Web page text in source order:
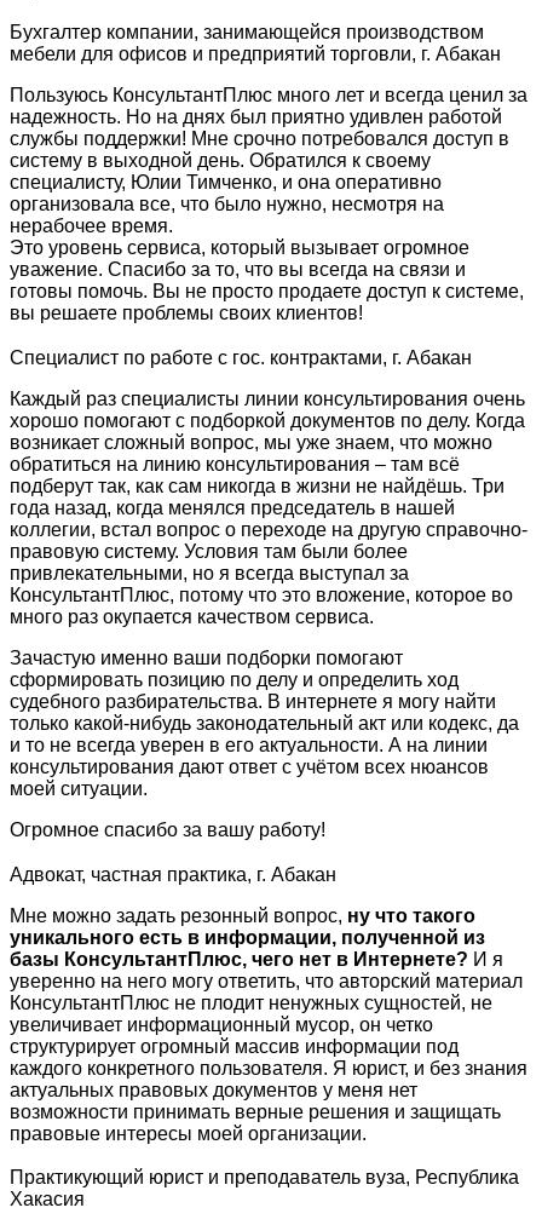
Бухгалтер компании, занимающейся производством
мебели для офисов и предприятий торговли, г. Абакан
Пользуюсь КонсультантПлюс много лет и всегда ценил за
надежность. Но на днях был приятно удивлен работой
службы поддержки! Мне срочно потребовался доступ в
систему в выходной день. Обратился к своему
специалисту, Юлии Тимченко, и она оперативно
организовала все, что было нужно, несмотря на
нерабочее время.
Это уровень сервиса, который вызывает огромное
уважение. Спасибо за то, что вы всегда на связи и
готовы помочь. Вы не просто продаете доступ к системе,
вы решаете проблемы своих клиентов!
Специалист по работе с гос. контрактами, г. Абакан
Каждый раз специалисты линии консультирования очень
хорошо помогают с подборкой документов по делу. Когда
возникает сложный вопрос, мы уже знаем, что можно
обратиться на линию консультирования – там всё
подберут так, как сам никогда в жизни не найдёшь. Три
года назад, когда менялся председатель в нашей
коллегии, встал вопрос о переходе на другую справочно-
правовую систему. Условия там были более
привлекательными, но я всегда выступал за
КонсультантПлюс, потому что это вложение, которое во
много раз окупается качеством сервиса.
Зачастую именно ваши подборки помогают
сформировать позицию по делу и определить ход
судебного разбирательства. В интернете я могу найти
только какой-нибудь законодательный акт или кодекс, да
и то не всегда уверен в его актуальности. А на линии
консультирования дают ответ с учётом всех нюансов
моей ситуации.
Огромное спасибо за вашу работу!
Адвокат, частная практика, г. Абакан
Мне можно задать резонный вопрос, ну что такого
уникального есть в информации, полученной из
базы КонсультантПлюс, чего нет в Интернете? И я
уверенно на него могу ответить, что авторский материал
КонсультантПлюс не плодит ненужных сущностей, не
увеличивает информационный мусор, он четко
структурирует огромный массив информации под
каждого конкретного пользователя. Я юрист, и без знания
актуальных правовых документов у меня нет
возможности принимать верные решения и защищать
правовые интересы моей организации.
Практикующий юрист и преподаватель вуза, Республика
Хакасия